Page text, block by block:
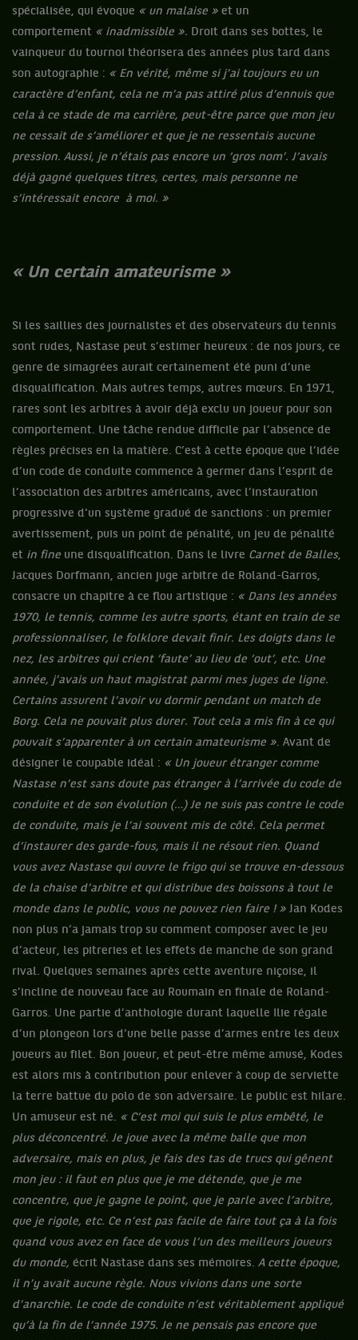
spécialisée, qui évoque « un malaise » et un
comportement « inadmissible ». Droit dans ses bottes, le
vainqueur du tournoi théorisera des années plus tard dans
son autographie : « En vérité, même si j’ai toujours eu un
caractère d’enfant, cela ne m’a pas attiré plus d’ennuis que
cela à ce stade de ma carrière, peut-être parce que mon jeu
ne cessait de s’améliorer et que je ne ressentais aucune
pression. Aussi, je n’étais pas encore un ‘gros nom’. J’avais
déjà gagné quelques titres, certes, mais personne ne
s’intéressait encore à moi. »
« Un certain amateurisme »
Si les saillies des journalistes et des observateurs du tennis
sont rudes, Nastase peut s’estimer heureux : de nos jours, ce
genre de simagrées aurait certainement été puni d’une
disqualification. Mais autres temps, autres mœurs. En 1971,
rares sont les arbitres à avoir déjà exclu un joueur pour son
comportement. Une tâche rendue difficile par l’absence de
règles précises en la matière. C’est à cette époque que l’idée
d’un code de conduite commence à germer dans l’esprit de
l’association des arbitres américains, avec l’instauration
progressive d'un système gradué de sanctions : un premier
avertissement, puis un point de pénalité, un jeu de pénalité
et in fine une disqualification. Dans le livre Carnet de Balles,
Jacques Dorfmann, ancien juge arbitre de Roland-Garros,
consacre un chapitre à ce flou artistique : « Dans les années
1970, le tennis, comme les autre sports, étant en train de se
professionnaliser, le folklore devait finir. Les doigts dans le
nez, les arbitres qui crient ‘faute’ au lieu de ‘out’, etc. Une
année, j’avais un haut magistrat parmi mes juges de ligne.
Certains assurent l’avoir vu dormir pendant un match de
Borg. Cela ne pouvait plus durer. Tout cela a mis fin à ce qui
pouvait s’apparenter à un certain amateurisme ». Avant de
désigner le coupable idéal : « Un joueur étranger comme
Nastase n’est sans doute pas étranger à l’arrivée du code de
conduite et de son évolution (…) Je ne suis pas contre le code
de conduite, mais je l’ai souvent mis de côté. Cela permet
d’instaurer des garde-fous, mais il ne résout rien. Quand
vous avez Nastase qui ouvre le frigo qui se trouve en-dessous
de la chaise d’arbitre et qui distribue des boissons à tout le
monde dans le public, vous ne pouvez rien faire ! » Jan Kodes
non plus n’a jamais trop su comment composer avec le jeu
d’acteur, les pitreries et les effets de manche de son grand
rival. Quelques semaines après cette aventure niçoise, il
s’incline de nouveau face au Roumain en finale de Roland-
Garros. Une partie d’anthologie durant laquelle Ilie régale
d’un plongeon lors d'une belle passe d’armes entre les deux
joueurs au filet. Bon joueur, et peut-être même amusé, Kodes
est alors mis à contribution pour enlever à coup de serviette
la terre battue du polo de son adversaire. Le public est hilare.
Un amuseur est né. « C’est moi qui suis le plus embêté, le
plus déconcentré. Je joue avec la même balle que mon
adversaire, mais en plus, je fais des tas de trucs qui gênent
mon jeu : il faut en plus que je me détende, que je me
concentre, que je gagne le point, que je parle avec l’arbitre,
que je rigole, etc. Ce n’est pas facile de faire tout ça à la fois
quand vous avez en face de vous l’un des meilleurs joueurs
du monde, écrit Nastase dans ses mémoires. A cette époque,
il n’y avait aucune règle. Nous vivions dans une sorte
d’anarchie. Le code de conduite n’est véritablement appliqué
qu’à la fin de l’année 1975. Je ne pensais pas encore que